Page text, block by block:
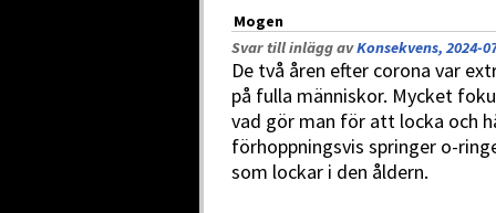
Mogen
Svar till inlägg avKonsekvens, 2024-
De två åren efter corona var
på fulla människor. Mycket
vad gör man för att locka och
förhoppningsvis springer o-
som lockar i den åldern.